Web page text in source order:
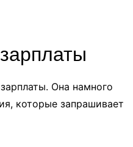
Она намного
которые запрашивает